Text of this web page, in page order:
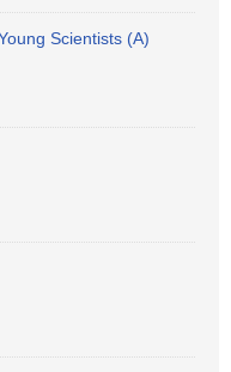
Scientists (A)